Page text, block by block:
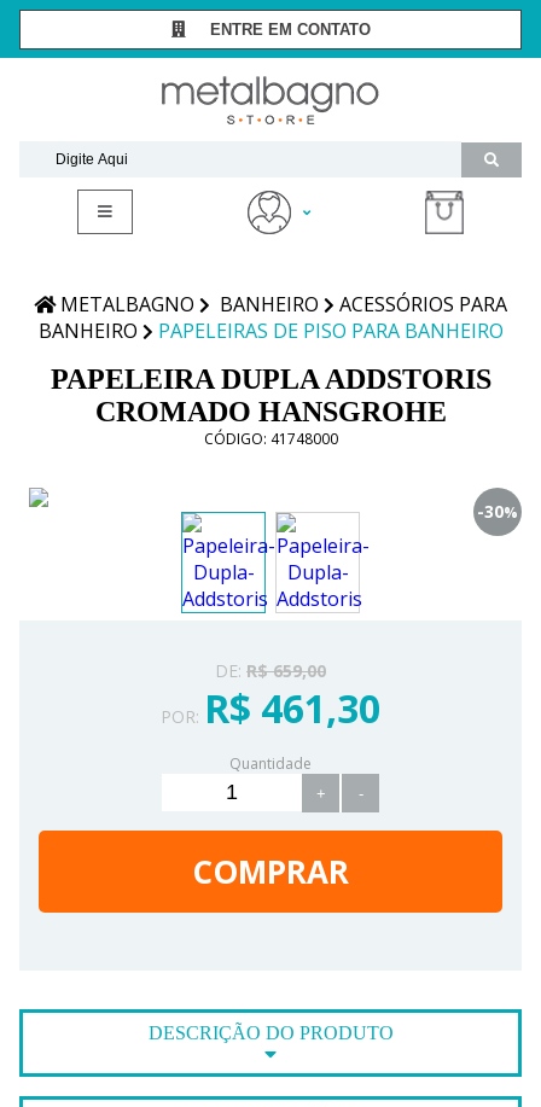
ENTRE EM CONTATO
SÃO PAULO - (11) 3081-7006
RIO DE JANEIRO -
(21) 2294-8091
(11) 99467-1909
METALBAGNO BANHEIRO
ACESSÓRIOS PARA
BANHEIRO
PAPELEIRAS DE PISO PARA BANHEIRO
PAPELEIRA DUPLA ADDSTORIS
CROMADO HANSGROHE
CÓDIGO: 41748000
-30%
DE: R$ 659,00
POR: R$ 461,30
Quantidade
+ -
COMPRAR
DESCRIÇÃO DO PRODUTO